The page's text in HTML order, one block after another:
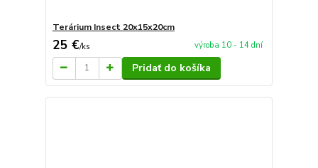
Terárium Insect 20x15x20cm
25 €/ks výroba 10 - 14 dní
Pridať do košíka